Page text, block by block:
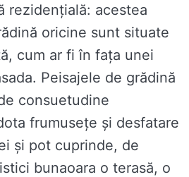
rezidențială: acestea
oricine sunt situate
cum ar fi în fața unei
Peisajele de grădină
consuetudine
frumusețe și desfatare
și pot cuprinde, de
bunaoara o terasă, o